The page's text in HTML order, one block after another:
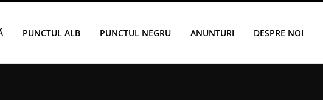
PUNCTUL ALB PUNCTUL NEGRU ANUNTURI DESPRE NOI